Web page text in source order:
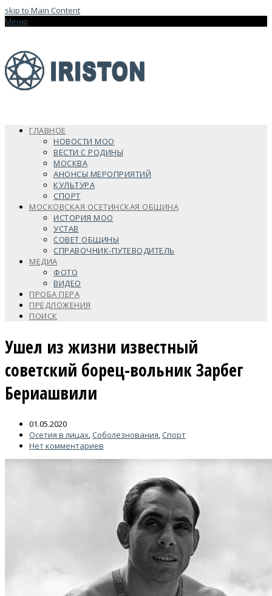
skip to Main Content
Меню
ГЛАВНОЕ
НОВОСТИ МОО
ВЕСТИ С РОДИНЫ
МОСКВА
АНОНСЫ МЕРОПРИЯТИЙ
КУЛЬТУРА
СПОРТ
МОСКОВСКАЯ ОСЕТИНСКАЯ ОБЩИНА
ИСТОРИЯ МОО
УСТАВ
СОВЕТ ОБЩИНЫ
СПРАВОЧНИК-ПУТЕВОДИТЕЛЬ
МЕДИА
ФОТО
ВИДЕО
ПРОБА ПЕРА
ПРЕДЛОЖЕНИЯ
ПОИСК
Ушел из жизни известный
советский борец-вольник Зарбег
Бериашвили
01.05.2020
Осетия в лицах,Соболезнования,Спорт
Нет комментариев